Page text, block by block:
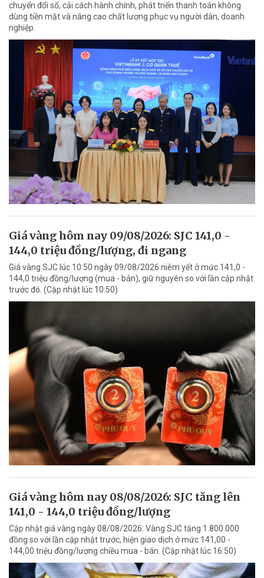
chuyển đổi số, cải cách hành chính, phát triển thanh toán không
dùng tiền mặt và nâng cao chất lượng phục vụ người dân, doanh
nghiệp.
Giá vàng hôm nay 09/08/2026: SJC 141,0 -
144,0 triệu đồng/lượng, đi ngang
Giá vàng SJC lúc 10:50 ngày 09/08/2026 niêm yết ở mức 141,0 -
144,0 triệu đồng/lượng (mua - bán), giữ nguyên so với lần cập nhật
trước đó. (Cập nhật lúc 10:50)
Giá vàng hôm nay 08/08/2026: SJC tăng lên
141,0 - 144,0 triệu đồng/lượng
Cập nhật giá vàng ngày 08/08/2026: Vàng SJC tăng 1.800.000
đồng so với lần cập nhật trước, hiện giao dịch ở mức 141,00 -
144,00 triệu đồng/lượng chiều mua - bán. (Cập nhật lúc 16:50)